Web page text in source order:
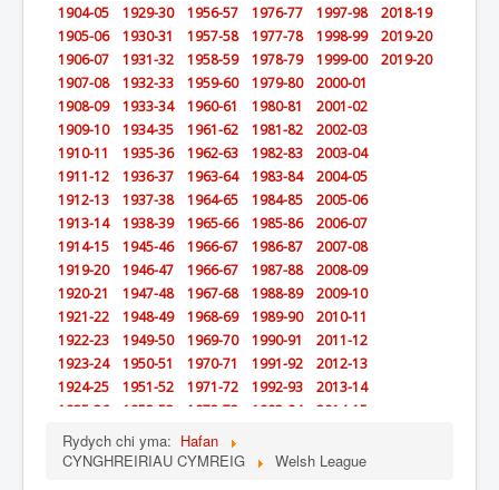
Rydych chi yma: Hafan
CYNGHREIRIAU CYMREIG
Welsh League